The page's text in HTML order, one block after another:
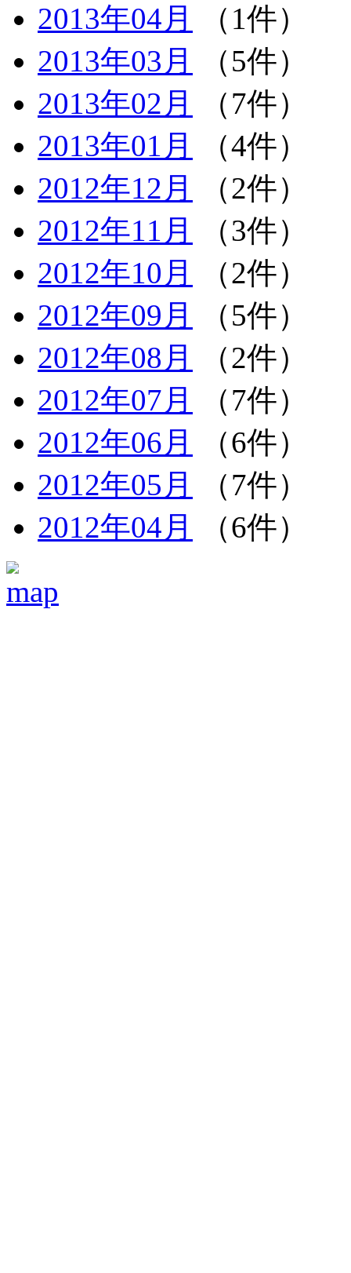
2013年04月
（1件）
2013年03月
（5件）
2013年02月
（7件）
2013年01月
（4件）
2012年12月
（2件）
2012年11月
（3件）
2012年10月
（2件）
2012年09月
（5件）
2012年08月
（2件）
2012年07月
（7件）
2012年06月
（6件）
2012年05月
（7件）
2012年04月
（6件）